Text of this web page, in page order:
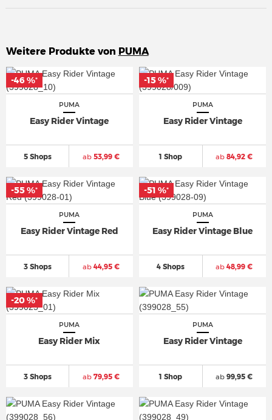
Weitere Produkte von PUMA
PUMA
Easy Rider Vintage
5 Shops ab53,99 €
-46 %*
-46 %*
PUMA
Easy Rider Vintage
1 Shop ab 84,92 €
-15 %*
-15 %*
PUMA
Easy Rider Vintage Red
3 Shops ab44,95 €
-55 %*
-55 %*
PUMA
Easy Rider Vintage Blue
4 Shops ab 48,99 €
-51 %*
-51 %*
PUMA
Easy Rider Mix
3 Shops ab79,95 €
-20 %*
-20 %*
PUMA
Easy Rider Vintage
1 Shop ab 99,95 €